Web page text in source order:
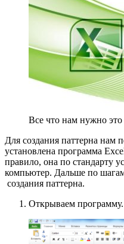
Все что нам нужно
Для создания паттерна нам
установлена программа
правило, она по стандарту
компьютер. Дальше по
создания паттерна.
Открываем программу.